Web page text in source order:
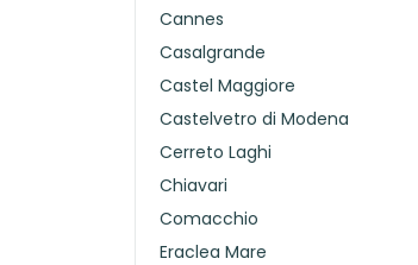
Cannes
Casalgrande
Castel Maggiore
Castelvetro di Modena
Cerreto Laghi
Chiavari
Comacchio
Eraclea Mare